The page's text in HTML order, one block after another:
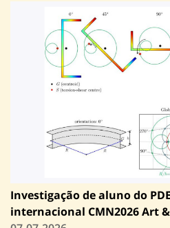
Investigação de aluno do
internacional CMN2026 Art